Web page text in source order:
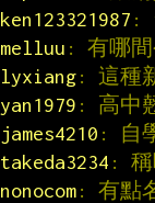
ken123321987 :
melluu : 有哪間
lyxiang: 這種
yan1979 : 高中
james4210 : 自
takeda3234 : 稱
nonocom: 有點